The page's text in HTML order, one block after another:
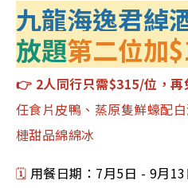
九龍海逸君綽
放題第二位加
👉 2人同行只需$315/位，再
任食片皮鴨、蒸原隻鮮蠔配
槤甜品綿綿冰
🗓️ 用餐日期：7月5日 - 9月13